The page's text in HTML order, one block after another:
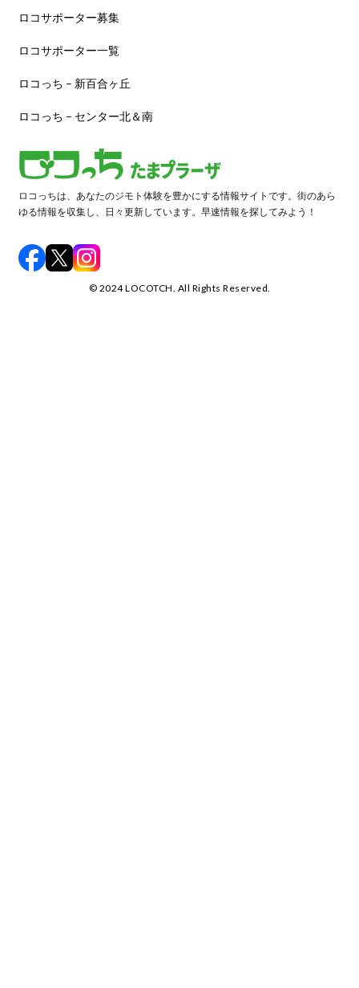
ロコサポーター募集
ロコサポーター一覧
ロコっち – 新百合ヶ丘
ロコっち – センター北＆南
ロコっちは、あなたのジモト体験を豊かにする情報サイトです。街のあら
ゆる情報を収集し、日々更新しています。早速情報を探してみよう！
©️ 2024 LOCOTCH. All Rights Reserved.